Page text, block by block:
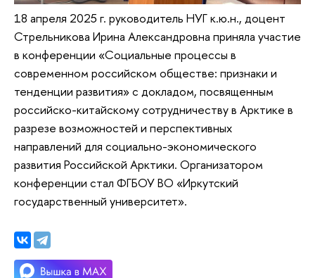
18 апреля 2025 г. руководитель НУГ к.ю.н., доцент
Стрельникова Ирина Александровна приняла участие
в конференции «Социальные процессы в
современном российском обществе: признаки и
тенденции развития» с докладом, посвященным
российско-китайскому сотрудничеству в Арктике в
разрезе возможностей и перспективных
направлений для социально-экономического
развития Российской Арктики. Организатором
конференции стал ФГБОУ ВО «Иркутский
государственный университет».